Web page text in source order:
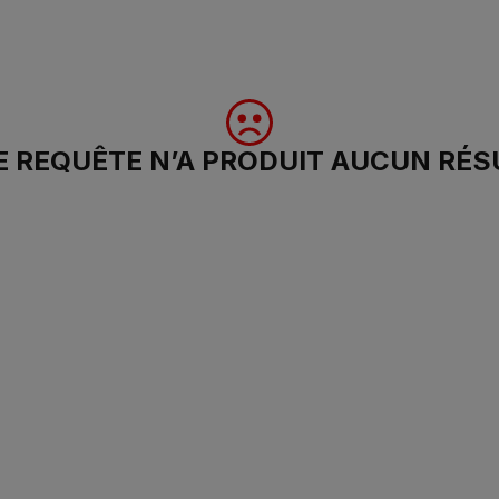
REQUÊTE N’A PRODUIT AUCUN